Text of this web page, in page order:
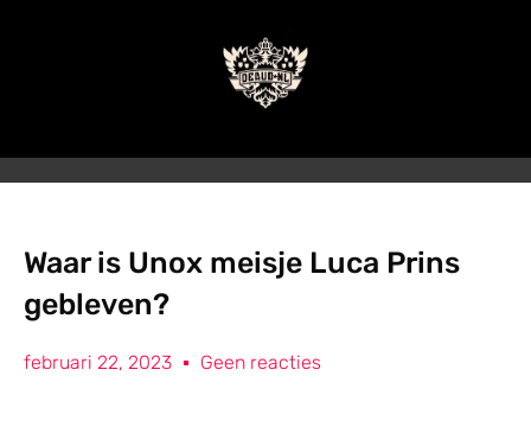
Waar is Unox meisje Luca Prins
gebleven?
februari 22, 2023 Geen reacties